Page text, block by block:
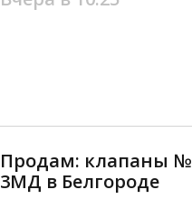
Продам: клапаны №
3МД в Белгороде